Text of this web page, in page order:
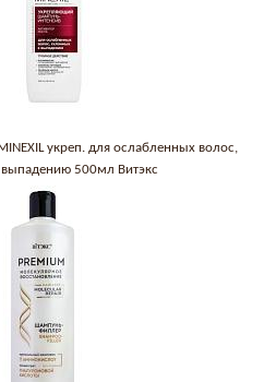
укреп. для ослабленных волос,
500мл Витэкс